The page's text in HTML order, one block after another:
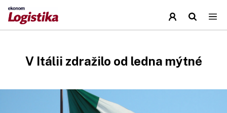
V Itálii zdražilo od ledna mýtné